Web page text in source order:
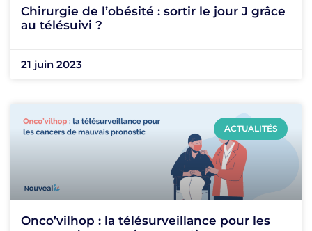
Chirurgie de l’obésité : sortir le jour J grâce
au télésuivi ?
21 juin 2023
ACTUALITÉS
Onco’vilhop : la télésurveillance pour les